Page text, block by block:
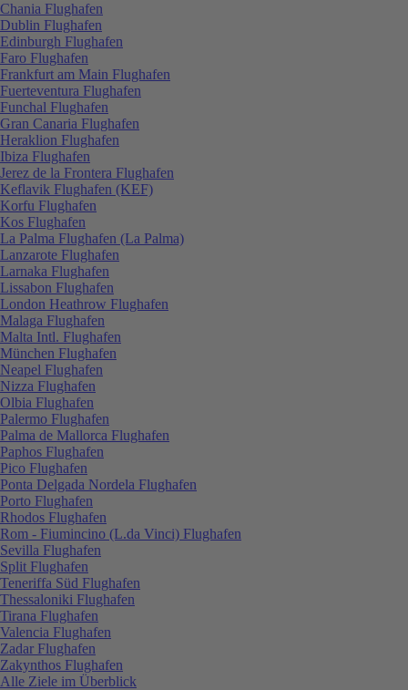
Chania Flughafen
Dublin Flughafen
Edinburgh Flughafen
Faro Flughafen
Frankfurt am Main Flughafen
Fuerteventura Flughafen
Funchal Flughafen
Gran Canaria Flughafen
Heraklion Flughafen
Ibiza Flughafen
Jerez de la Frontera Flughafen
Keflavik Flughafen (KEF)
Korfu Flughafen
Kos Flughafen
La Palma Flughafen (La Palma)
Lanzarote Flughafen
Larnaka Flughafen
Lissabon Flughafen
London Heathrow Flughafen
Malaga Flughafen
Malta Intl. Flughafen
München Flughafen
Neapel Flughafen
Nizza Flughafen
Olbia Flughafen
Palermo Flughafen
Palma de Mallorca Flughafen
Paphos Flughafen
Pico Flughafen
Ponta Delgada Nordela Flughafen
Porto Flughafen
Rhodos Flughafen
Rom - Fiumincino (L.da Vinci) Flughafen
Sevilla Flughafen
Split Flughafen
Teneriffa Süd Flughafen
Thessaloniki Flughafen
Tirana Flughafen
Valencia Flughafen
Zadar Flughafen
Zakynthos Flughafen
Alle Ziele im Überblick